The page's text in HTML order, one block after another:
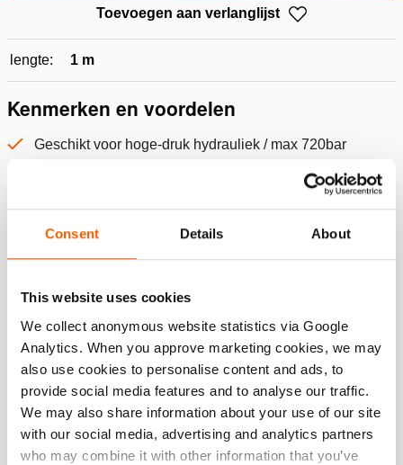
Consent Details About
This website uses cookies
We collect anonymous website statistics via Google
Analytics. When you approve marketing cookies, we may
also use cookies to personalise content and ads, to
provide social media features and to analyse our traffic.
We may also share information about your use of our site
with our social media, advertising and analytics partners
who may combine it with other information that you’ve
Toevoegen aan verlanglijst
lengte: 1 m
Kenmerken en voordelen
Geschikt voor hoge-druk hydrauliek / max 720bar
Specificaties
Details
Artikelnummer 100.572.101
Basis specificaties
model H 1 SOU